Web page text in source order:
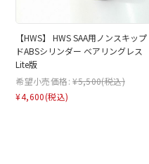
【HWS】 HWS SAA用ノンスキップ
ドABSシリンダー ベアリングレス
Lite版
希望小売価格: ¥5,500(税込)
¥4,600(税込)